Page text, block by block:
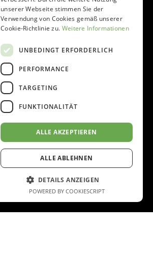
unserer Webseite stimmen Sie der
Verwendung von Cookies gemäß unserer
Cookie-Richtlinie zu. Weitere Informationen
UNBEDINGT ERFORDERLICH
PERFORMANCE
TARGETING
FUNKTIONALITÄT
ALLE AKZEPTIEREN
ALLE ABLEHNEN
DETAILS ANZEIGEN
POWERED BY COOKIESCRIPT